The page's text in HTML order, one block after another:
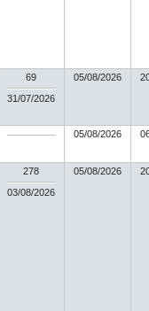
69
31/07/2026
05/08/2026
05/08/2026
278
03/08/2026
05/08/2026